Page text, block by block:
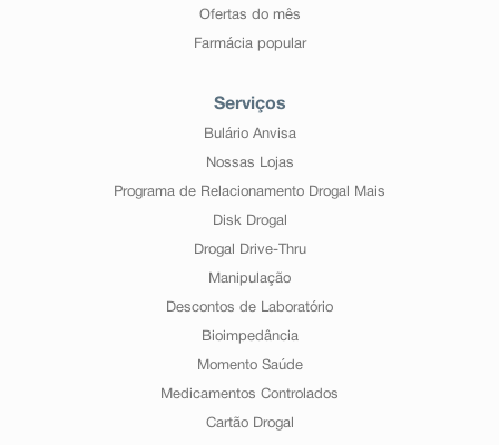
Ofertas do mês
Farmácia popular
Serviços
Bulário Anvisa
Nossas Lojas
Programa de Relacionamento Drogal Mais
Disk Drogal
Drogal Drive-Thru
Manipulação
Descontos de Laboratório
Bioimpedância
Momento Saúde
Medicamentos Controlados
Cartão Drogal